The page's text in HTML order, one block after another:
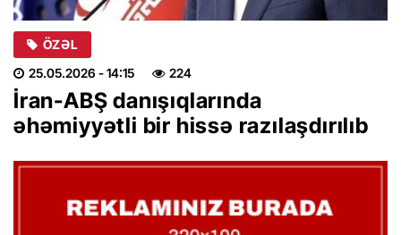
ÖZƏL
25.05.2026 - 14:15 224
İran-ABŞ danışıqlarında
əhəmiyyətli bir hissə razılaşdırılıb